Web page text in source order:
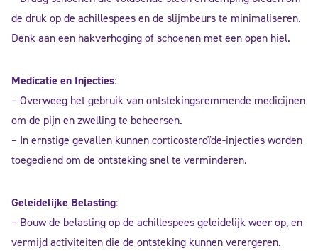
de druk op de achillespees en de slijmbeurs te minimaliseren.
Denk aan een hakverhoging of schoenen met een open hiel.
Medicatie en Injecties:
– Overweeg het gebruik van ontstekingsremmende medicijnen
om de pijn en zwelling te beheersen.
– In ernstige gevallen kunnen corticosteroïde-injecties worden
toegediend om de ontsteking snel te verminderen.
Geleidelijke Belasting:
– Bouw de belasting op de achillespees geleidelijk weer op, en
vermijd activiteiten die de ontsteking kunnen verergeren.